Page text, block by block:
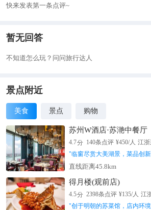
快来发表第一条点评~
暂无回答
不知道怎么玩？问问旅行达人
景点附近
美食 景点 购物
苏州W酒店·苏滟中餐厅
4.7分 140条点评 ¥450/人 江
"临窗尽赏大美湖景，菜品创
直线距离45.8km
得月楼(观前店)
4.5分 2398条点评 ¥135/人 江
"创于明朝的苏菜馆，店内环